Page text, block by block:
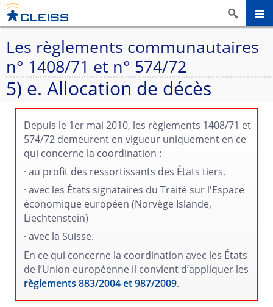
Les règlements communautaires
n° 1408/71 et n° 574/72
5) e. Allocation de décès
Depuis le 1er mai 2010, les règlements 1408/71 et
574/72 demeurent en vigueur uniquement en ce
qui concerne la coordination :
· au profit des ressortissants des États tiers,
· avec les États signataires du Traité sur l'Espace
économique européen (Norvège Islande,
Liechtenstein)
· avec la Suisse.
En ce qui concerne la coordination avec les États
de l’Union européenne il convient d’appliquer les
règlements 883/2004 et 987/2009.